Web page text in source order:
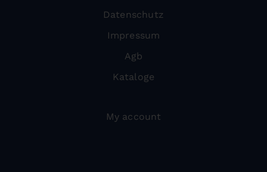
Datenschutz
Impressum
Agb
Kataloge
My account